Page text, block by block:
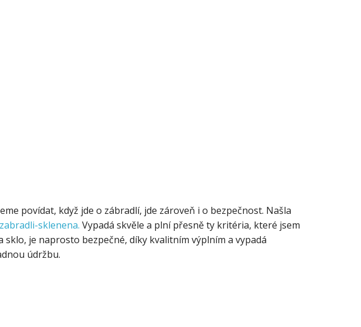
povídat, když jde o zábradlí, jde zároveň i o bezpečnost. Našla
sklenena. Vypadá skvěle a plní přesně ty kritéria, které jsem
je naprosto bezpečné, díky kvalitním výplním a vypadá
údržbu.